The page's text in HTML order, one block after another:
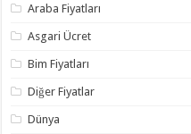
Araba Fiyatları
Asgari Ücret
Bim Fiyatları
Diğer Fiyatlar
Dünya